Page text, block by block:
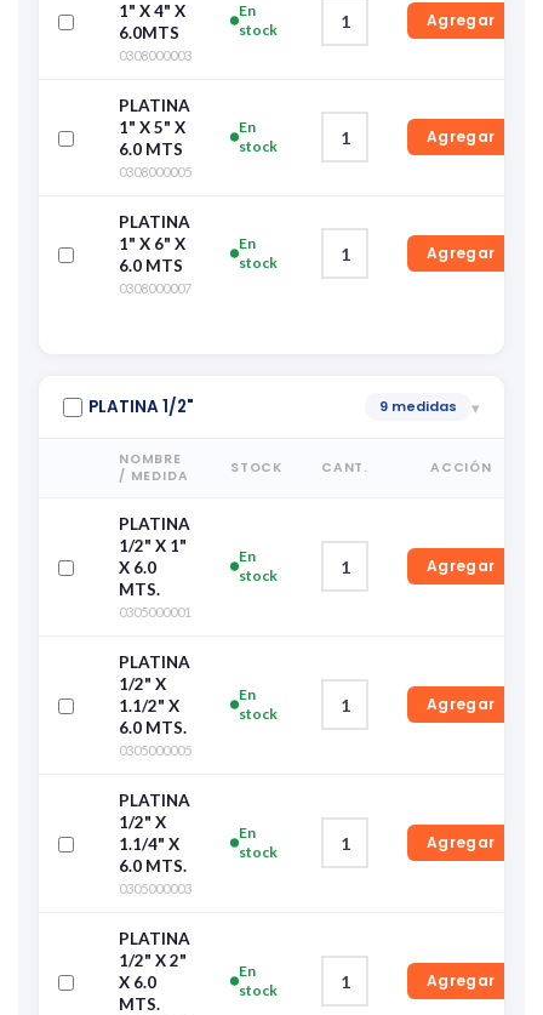
1" X 4" X
6.0MTS
0308000003
En
stock
Agregar
PLATINA
1" X 5" X
6.0 MTS
0308000005
En
stock
Agregar
PLATINA
1" X 6" X
6.0 MTS
0308000007
En
stock
Agregar
PLATINA 1/2" 9 medidas ▾
NOMBRE
/ MEDIDA
STOCK CANT. ACCIÓN
PLATINA
1/2" X 1"
X 6.0
MTS.
0305000001
En
stock
Agregar
PLATINA
1/2" X
1.1/2" X
6.0 MTS.
0305000005
En
stock
Agregar
PLATINA
1/2" X
1.1/4" X
6.0 MTS.
0305000003
En
stock
Agregar
PLATINA
1/2" X 2"
X 6.0
MTS.
En
stock
Agregar